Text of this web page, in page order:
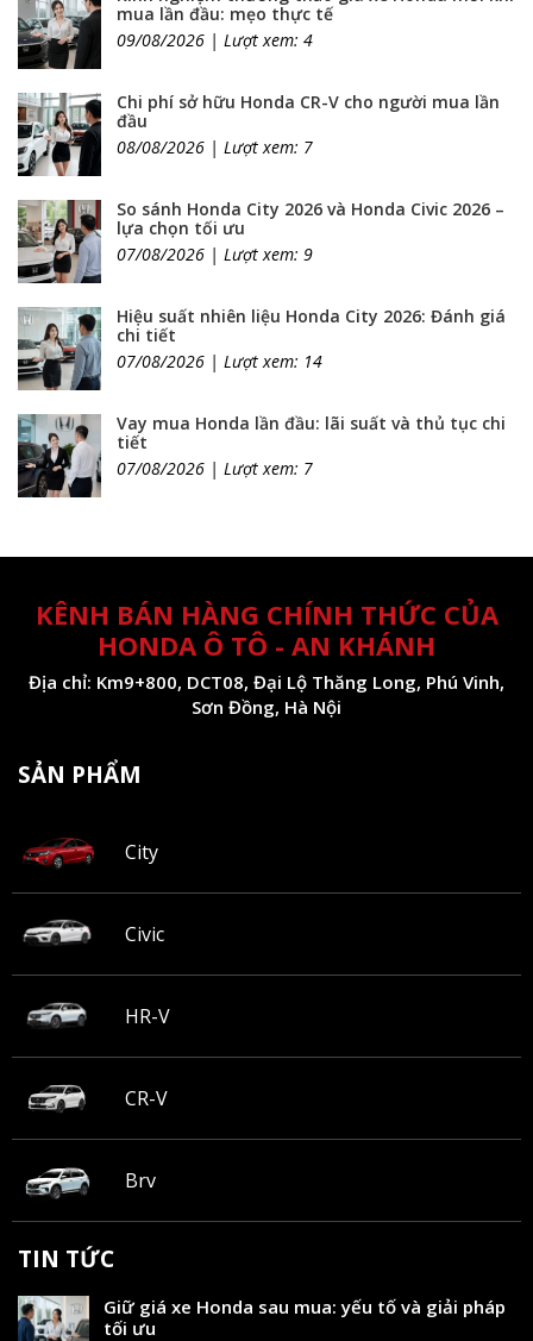
mua lần đầu: mẹo thực tế
09/08/2026 | Lượt xem: 4
Chi phí sở hữu Honda CR-V cho người mua lần
đầu
08/08/2026 | Lượt xem: 7
So sánh Honda City 2026 và Honda Civic 2026 –
lựa chọn tối ưu
07/08/2026 | Lượt xem: 9
Hiệu suất nhiên liệu Honda City 2026: Đánh giá
chi tiết
07/08/2026 | Lượt xem: 14
Vay mua Honda lần đầu: lãi suất và thủ tục chi
tiết
07/08/2026 | Lượt xem: 7
KÊNH BÁN HÀNG CHÍNH THỨC CỦA
HONDA Ô TÔ - AN KHÁNH
Địa chỉ: Km9+800, DCT08, Đại Lộ Thăng Long, Phú Vinh,
Sơn Đồng, Hà Nội
SẢN PHẨM
City
Civic
HR-V
CR-V
Brv
TIN TỨC
Giữ giá xe Honda sau mua: yếu tố và giải pháp
tối ưu